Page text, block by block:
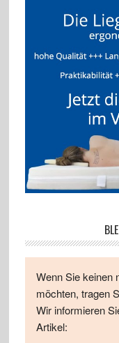
Wenn Sie keinen
möchten, tragen
Wir informieren
Artikel: